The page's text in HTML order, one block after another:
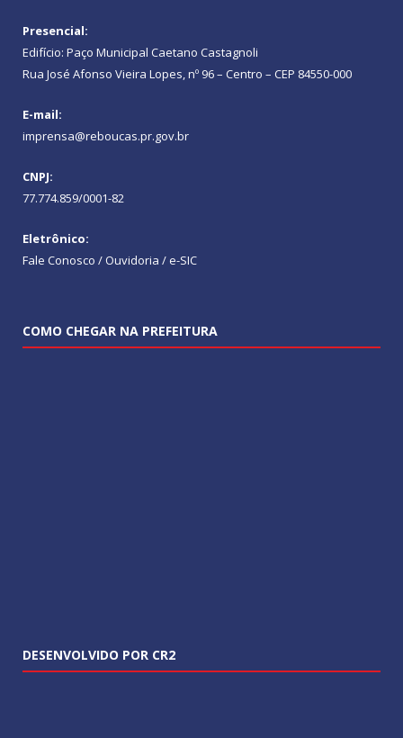
Presencial:
Edifício: Paço Municipal Caetano Castagnoli
Rua José Afonso Vieira Lopes, nº 96 – Centro – CEP 84550-000
E-mail:
imprensa@reboucas.pr.gov.br
CNPJ:
77.774.859/0001-82
Eletrônico:
Fale Conosco / Ouvidoria / e-SIC
COMO CHEGAR NA PREFEITURA
DESENVOLVIDO POR CR2